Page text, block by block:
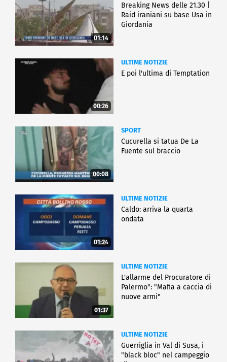
01:14
Breaking News delle 21.30 |
Raid iraniani su base Usa in
Giordania
00:26
ULTIME NOTIZIE
E poi l'ultima di Temptation
00:08
SPORT
Cucurella si tatua De La
Fuente sul braccio
01:24
ULTIME NOTIZIE
Caldo: arriva la quarta
ondata
01:37
ULTIME NOTIZIE
L'allarme del Procuratore di
Palermo": "Mafia a caccia di
nuove armi"
ULTIME NOTIZIE
Guerriglia in Val di Susa, i
"black bloc" nel campeggio